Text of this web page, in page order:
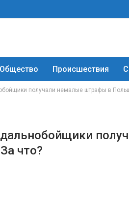
Общество Происшествия
получали немалые штрафы в
что?